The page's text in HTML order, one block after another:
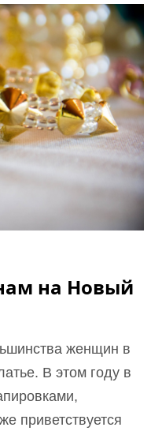
на Новый
женщин в
В этом году в
приветствуется